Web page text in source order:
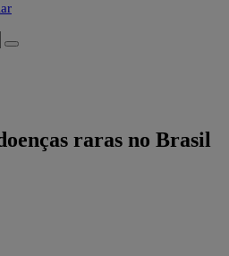
raras no Brasil